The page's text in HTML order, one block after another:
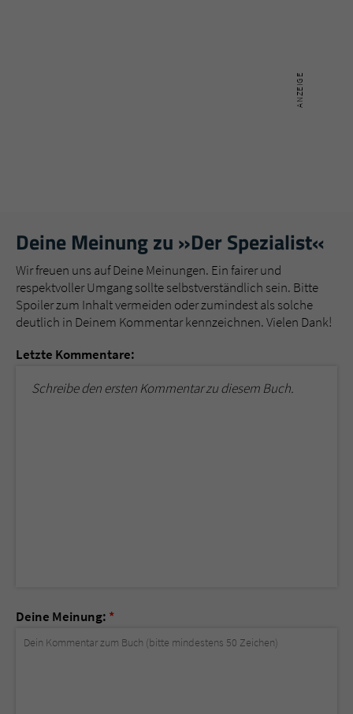
Deine Meinung zu »Der Spezialist«
Wir freuen uns auf Deine Meinungen. Ein fairer und
respektvoller Umgang sollte selbstverständlich sein. Bitte
Spoiler zum Inhalt vermeiden oder zumindest als solche
deutlich in Deinem Kommentar kennzeichnen. Vielen Dank!
Letzte Kommentare:
Schreibe den ersten Kommentar zu diesem Buch.
Deine Meinung: *